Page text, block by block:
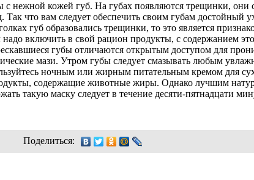
нежной кожей губ. На губах появляются трещинки, они
что вам следует обеспечить своим губам достойный
губ образовались трещинки, то это является
включить в свой рацион продукты, с содержанием
губы отличаются открытым доступом для
мази. Утром губы следует смазывать любым
ночным или жирным питательным кремом для
содержащие животные жиры. Однако лучшим
такую маску следует в течение десяти-пятнадцати
Поделиться: